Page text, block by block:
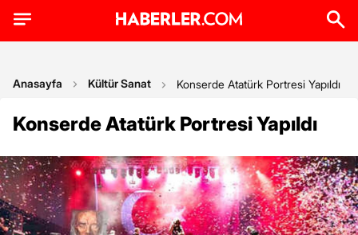
Anasayfa Kültür Sanat Konserde Atatürk Portresi Yapıldı
Konserde Atatürk Portresi Yapıldı